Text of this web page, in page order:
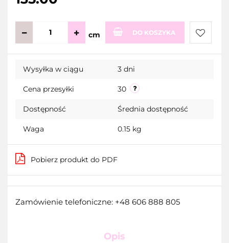
cm DO KOSZYKA
Do
Wysyłka w ciągu 3 dni
Cena przesyłki 30
Dostępność Średnia dostępność
Waga 0.15 kg
Pobierz produkt do PDF
Zamówienie telefoniczne: +48 606 888 805
Opis